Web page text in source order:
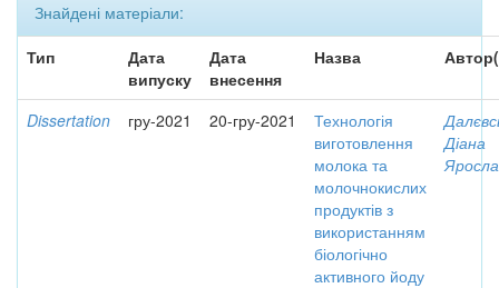
Знайдені матеріали:
Тип
Дата
випуску
Дата
внесення
Назва
Dissertation гру-2021 20-гру-2021
Технологія
виготовлення
молока та
молочнокислих
продуктів з
використанням
біологічно
активного йоду
Діана